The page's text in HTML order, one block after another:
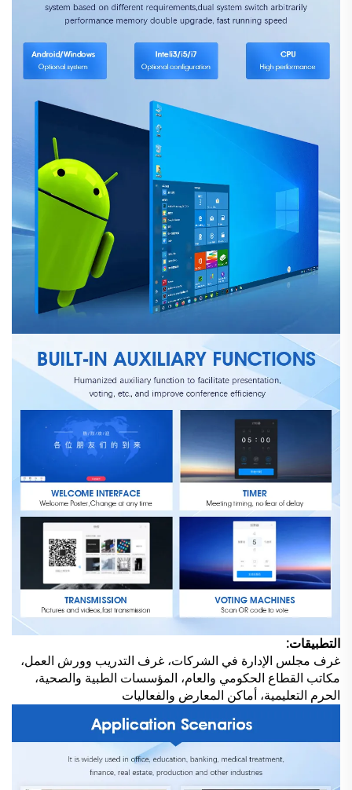
التطبيقات:
غرف مجلس الإدارة في الشركات، غرف التدريب وورش العمل،
مكاتب القطاع الحكومي والعام، المؤسسات الطبية والصحية،
الحرم التعليمية، أماكن المعارض والفعاليات